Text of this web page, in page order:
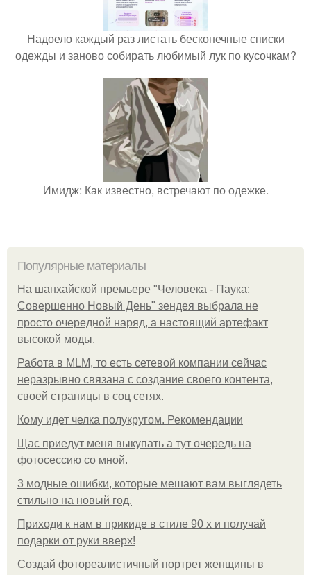
Надоело каждый раз листать бесконечные списки
одежды и заново собирать любимый лук по кусочкам?
Имидж: Как известно, встречают по одежке.
Популярные материалы
На шанхайской премьере "Человека - Паука:
Совершенно Новый День" зендея выбрала не
просто очередной наряд, а настоящий артефакт
высокой моды.
Работа в MLM, то есть сетевой компании сейчас
неразрывно связана с создание своего контента,
своей страницы в соц сетях.
Кому идет челка полукругом. Рекомендации
Щас приедут меня выкупать а тут очередь на
фотосессию со мной.
3 модные ошибки, которые мешают вам выглядеть
стильно на новый год.
Приходи к нам в прикиде в стиле 90 х и получай
подарки от руки вверх!
Создай фотореалистичный портрет женщины в